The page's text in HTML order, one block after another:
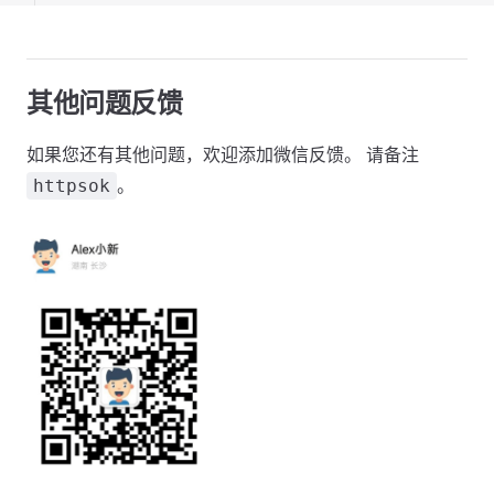
其他问题反馈
如果您还有其他问题，欢迎添加微信反馈。 请备注
httpsok 。